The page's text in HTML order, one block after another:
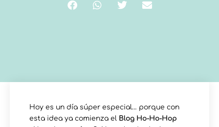
Hoy es un día súper especial… porque con
esta idea ya comienza el Blog Ho-Ho-Hop